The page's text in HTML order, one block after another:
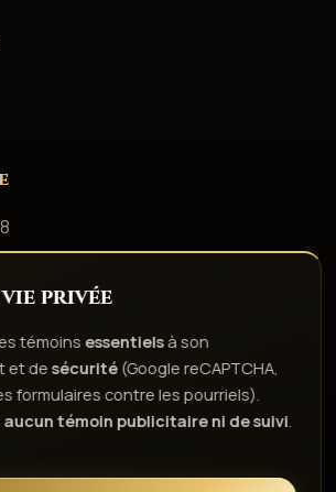
Conditions d'utilisation
& responsabilitéPolitique de témoins
privée
témoinsessentielsà son
et desécurité (Google reCAPTCHA,
formulaires contre les pourriels).
aucun témoin publicitaire ni de suivi.